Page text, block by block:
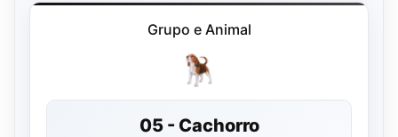
Grupo e Animal
05 - Cachorro